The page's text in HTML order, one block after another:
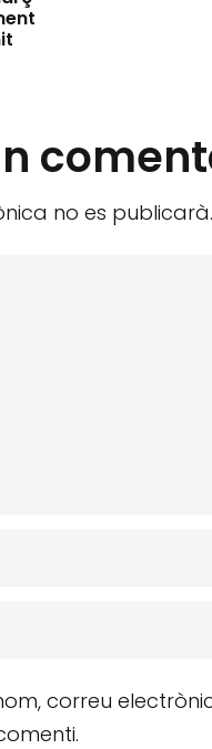
no es publicarà.
correu